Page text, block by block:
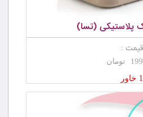
پلاستیکی (تسا)
قیمت :
1 خاور